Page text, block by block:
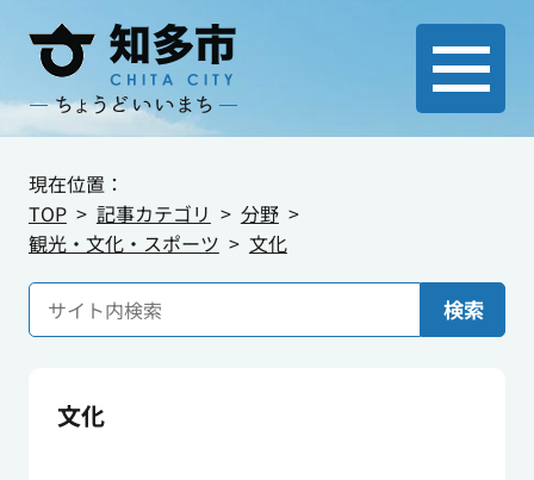
現在位置：
TOP
記事カテゴリ
分野
観光・文化・スポーツ
文化
検索
文化